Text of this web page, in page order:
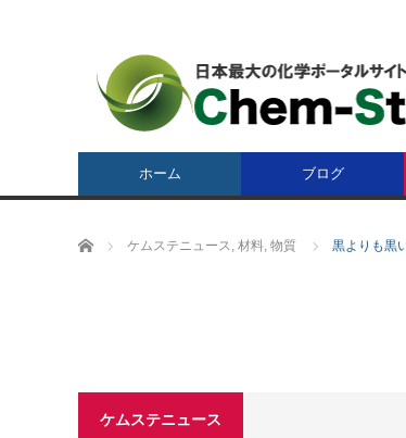
ホーム ブログ
ホーム ケムステニュース, 材料, 物質 黒よりも黒
ケムステニュース